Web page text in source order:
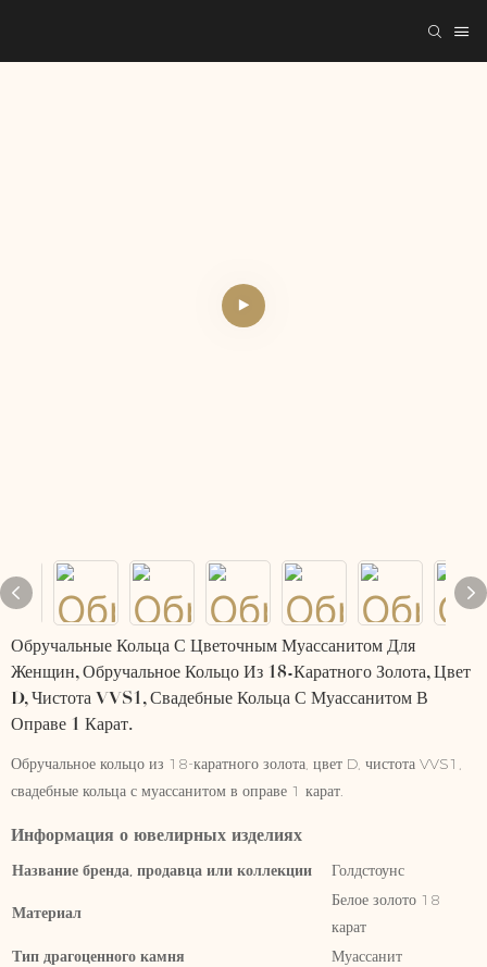
Обручальные Кольца С Цветочным Муассанитом Для
Женщин, Обручальное Кольцо Из 18-Каратного Золота, Цвет
D, Чистота VVS1, Свадебные Кольца С Муассанитом В
Оправе 1 Карат.
Обручальное кольцо из 18-каратного золота, цвет D, чистота VVS1,
свадебные кольца с муассанитом в оправе 1 карат.
Информация о ювелирных изделиях
Название бренда, продавца или коллекции Голдстоунс
Материал
Белое золото 18
карат
Тип драгоценного камня
Муассанит